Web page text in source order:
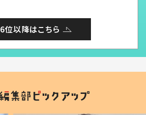
6位以降はこちら